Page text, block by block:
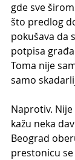
gde sve
što predlog
pokušava da
potpisa
Toma nije
samo
Naprotiv.
kažu neka
Beograd
prestonicu